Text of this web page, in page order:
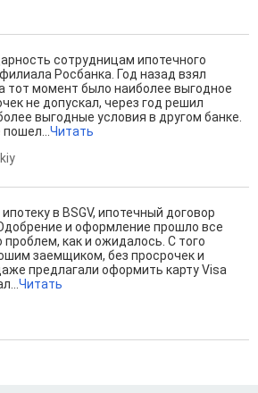
сотрудницам ипотечного
Росбанка. Год назад взял
тот момент было наиболее выгодное
не допускал, через год решил
выгодные условия в другом банке.
пошел...Читать
в BSGV, ипотечный договор
и оформление прошло все
проблем, как и ожидалось. С того
заемщиком, без просрочек и
предлагали оформить карту Visa
Читать